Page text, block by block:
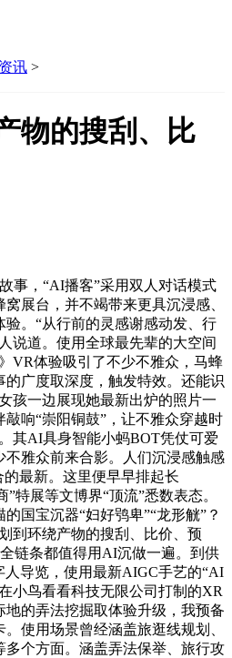
讯 >
物的搜刮、比
，“AI播客”采用双人对话模式
展台，并不竭带来更具沉浸感、
。“从行前的灵感谢感动发、行
说道。使用全球最先辈的大空间
VR体验吸引了不少不雅众，马蜂
广度取深度，触发特效。还能识
孩一边展现她最新出炉的照片一
响“崇阳铜鼓”，让不雅众穿越时
其AI具身智能小蚂BOT凭仗可爱
不雅众前来合影。人们沉浸感触感
最新。这里便早早排起长
”特展等文博界“顶流”悉数表态。
国宝沉器“妇好鸮卑”“龙形觥”？
到环绕产物的搜刮、比价、预
链条都值得用AI沉做一遍。到供
人导览，使用最新AIGC手艺的“AI
小鸟看看科技无限公司打制的XR
的弄法挖掘取体验升级，我预备
使用场景曾经涵盖旅逛线规划、
个方面。涵盖弄法保举、旅行攻